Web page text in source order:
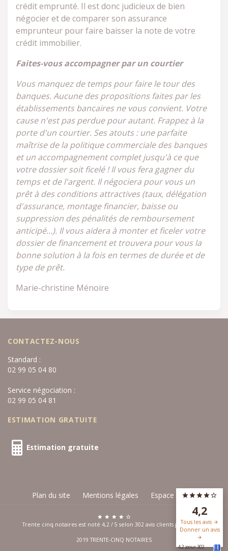
4,2
Tous les avis
Donner un avis
4,2 pour 302
crédit emprunté. Il est donc judicieux de bien
négocier et de comparer son assurance
emprunteur pour faire baisser la note de votre
crédit immobilier.
Faites-vous accompagner par un courtier
Vous manquez de temps pour faire le tour des
banques. Aucune des propositions faites par les
établissements bancaires ne vous convient. Votre
cause n'est pas perdue pour autant. Frappez à la
porte d'un courtier. Ses atouts : une parfaite
maîtrise de la politique commerciale des banques
et un accompagnement complet jusqu'à ce que
votre dossier soit ficelé ! Il vous fera gagner du
temps et de l'argent. Il négociera pour vous un
prêt à des conditions attractives (taux, délégation
d'assurance, montage financier, baisse ou
suppression des pénalités de remboursement
anticipé…). Il vous aidera à monter et ficeler votre
dossier de financement et trouvera pour vous la
bonne solution à la fois en termes de durée et de
type de prêt.
Marie-christine Ménoire
CONTACTEZ-NOUS
Standard :
02 99 05 04 80
Service négociation :
02 99 05 04 81
ESTIMATION GRATUITE
Estimation gratuite
Plan du site Mentions légales Espace privé
Trente cinq notaires est noté 4,2 / 5 selon 302 avis clients google.com
2019 TRENTE-CINQ NOTAIRES